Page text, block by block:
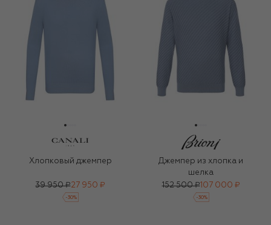
Хлопковый джемпер
39 950 ₽27 950 ₽
-30%
Джемпер из хлопка и
шелка
152 500 ₽107 000 ₽
-30%